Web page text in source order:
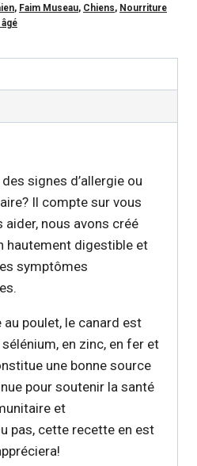
, Faim Museau, Chiens, Nourriture
signes d’allergie ou
Il compte sur vous
aider, nous avons créé
hautement digestible et
symptômes
poulet, le canard est
en zinc, en fer et
une bonne source
pour soutenir la santé
et
pas, cette recette en est